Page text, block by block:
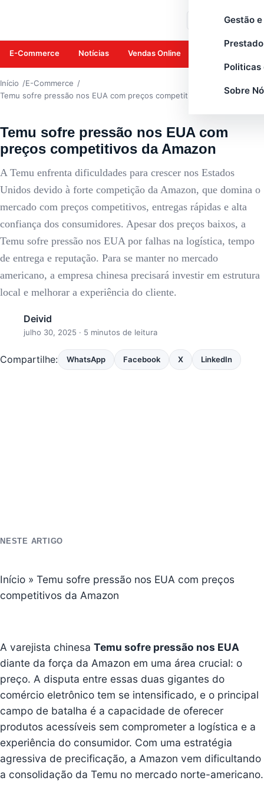
Gestão
Politicas
Sobre
E-Commerce Notícias Vendas Online
Início
E-Commerce
Temu sofre pressão nos EUA com preços competitivos da Amazon
Temu sofre pressão nos EUA com
preços competitivos da Amazon
A Temu enfrenta dificuldades para crescer nos Estados
Unidos devido à forte competição da Amazon, que domina o
mercado com preços competitivos, entregas rápidas e alta
confiança dos consumidores. Apesar dos preços baixos, a
Temu sofre pressão nos EUA por falhas na logística, tempo
de entrega e reputação. Para se manter no mercado
americano, a empresa chinesa precisará investir em estrutura
local e melhorar a experiência do cliente.
Deivid
julho 30, 2025 · 5 minutos de leitura
Compartilhe: WhatsApp Facebook X LinkedIn
NESTE ARTIGO
Início » Temu sofre pressão nos EUA com preços
competitivos da Amazon
A varejista chinesa Temu sofre pressão nos EUA
diante da força da Amazon em uma área crucial: o
preço. A disputa entre essas duas gigantes do
comércio eletrônico tem se intensificado, e o principal
campo de batalha é a capacidade de oferecer
produtos acessíveis sem comprometer a logística e a
experiência do consumidor. Com uma estratégia
agressiva de precificação, a Amazon vem dificultando
a consolidação da Temu no mercado norte-americano.